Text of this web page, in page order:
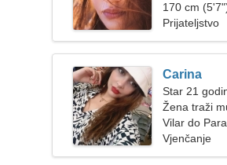
170 cm
Prijateljstvo
Carina
Star 21
Žena traži
Vilar do
Vjenčanje